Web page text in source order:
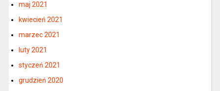
maj 2021
kwiecień 2021
marzec 2021
luty 2021
styczeń 2021
grudzień 2020